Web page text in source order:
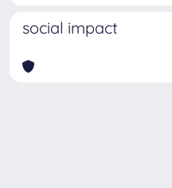
social impact